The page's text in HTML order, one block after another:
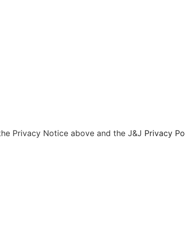
Privacy Notice above and the J&J Privacy